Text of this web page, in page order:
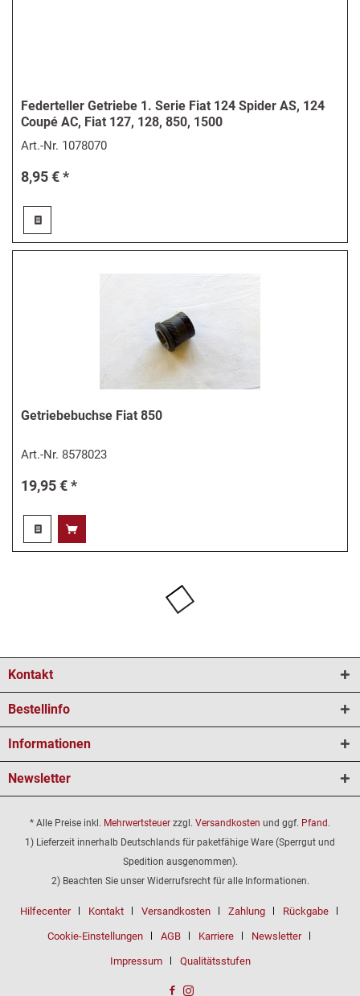
Federteller Getriebe 1. Serie Fiat 124 Spider AS, 124
Coupé AC, Fiat 127, 128, 850, 1500
Art.-Nr. 1078070
8,95 € *
Getriebebuchse Fiat 850
Art.-Nr. 8578023
19,95 € *
Kontakt
Bestellinfo
Informationen
Newsletter
* Alle Preise inkl. Mehrwertsteuer zzgl. Versandkosten und ggf. Pfand .
1) Lieferzeit innerhalb Deutschlands für paketfähige Ware (Sperrgut und
Spedition ausgenommen).
2) Beachten Sie unser Widerrufsrecht für alle Informationen.
Hilfecenter Kontakt Versandkosten Zahlung Rückgabe
Cookie-Einstellungen AGB Karriere Newsletter
Impressum Qualitätsstufen